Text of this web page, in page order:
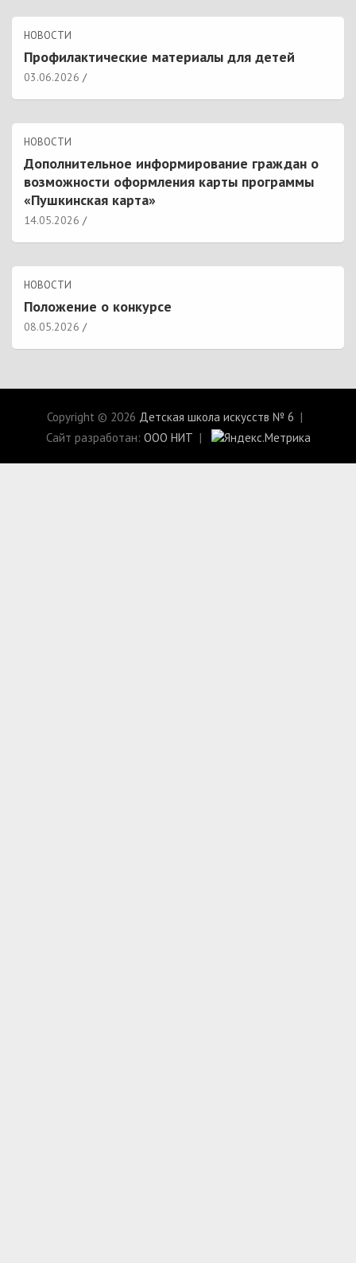
НОВОСТИ
Профилактические материалы для детей
03.06.2026
НОВОСТИ
Дополнительное информирование граждан о
возможности оформления карты программы
«Пушкинская карта»
14.05.2026
НОВОСТИ
Положение о конкурсе
08.05.2026
Copyright © 2026 Детская школа искусств № 6
Сайт разработан: ООО НИТ